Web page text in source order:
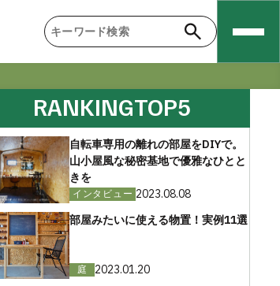
RANKINGTOP5
自転車専用の離れの部屋をDIYで。
山小屋風な秘密基地で優雅なひとと
きを
インタビュー 2023.08.08
部屋みたいに使える物置！実例11選
庭
2023.01.20